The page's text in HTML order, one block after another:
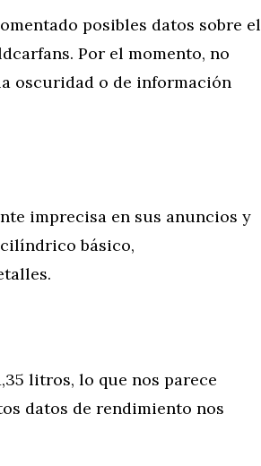
posibles datos sobre el
Por el momento, no
oscuridad o de información
imprecisa en sus anuncios y
básico,
litros, lo que nos parece
datos de rendimiento nos